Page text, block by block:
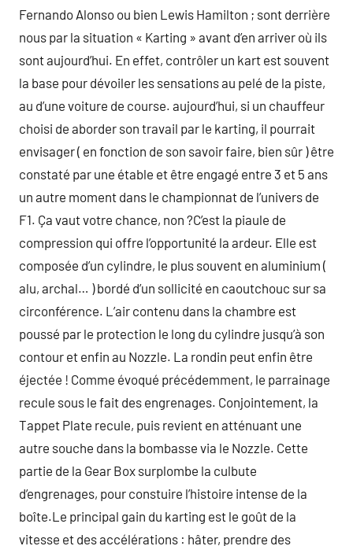
Fernando Alonso ou bien Lewis Hamilton ; sont derrière
nous par la situation « Karting » avant d’en arriver où ils
sont aujourd’hui. En effet, contrôler un kart est souvent
la base pour dévoiler les sensations au pelé de la piste,
au d’une voiture de course. aujourd’hui, si un chauffeur
choisi de aborder son travail par le karting, il pourrait
envisager ( en fonction de son savoir faire, bien sûr ) être
constaté par une étable et être engagé entre 3 et 5 ans
un autre moment dans le championnat de l’univers de
F1. Ça vaut votre chance, non ?C’est la piaule de
compression qui offre l’opportunité la ardeur. Elle est
composée d’un cylindre, le plus souvent en aluminium (
alu, archal… ) bordé d’un sollicité en caoutchouc sur sa
circonférence. L’air contenu dans la chambre est
poussé par le protection le long du cylindre jusqu’à son
contour et enfin au Nozzle. La rondin peut enfin être
éjectée ! Comme évoqué précédemment, le parrainage
recule sous le fait des engrenages. Conjointement, la
Tappet Plate recule, puis revient en atténuant une
autre souche dans la bombasse via le Nozzle. Cette
partie de la Gear Box surplombe la culbute
d’engrenages, pour constuire l’histoire intense de la
boîte.Le principal gain du karting est le goût de la
vitesse et des accélérations : hâter, prendre des